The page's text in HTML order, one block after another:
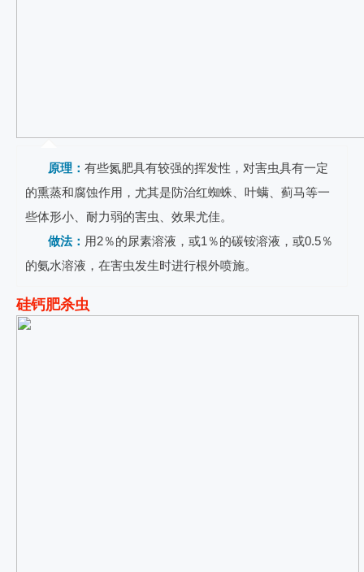
原理： 有些氮肥具有较强的挥发性，对害虫具有一定
的熏蒸和腐蚀作用，尤其是防治红蜘蛛、叶螨、蓟马等一
些体形小、耐力弱的害虫、效果尤佳。
做法： 用2％的尿素溶液，或1％的碳铵溶液，或0.5％
的氨水溶液，在害虫发生时进行根外喷施。
硅钙肥杀虫